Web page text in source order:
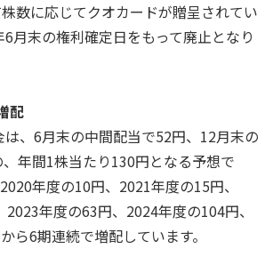
数に応じてクオカードが贈呈されてい
月末の権利確定日をもって廃止となり
配
、6月末の中間配当で52円、12月末の
年間1株当たり130円となる予想で
年度の10円、2021年度の15円、
年度の63円、2024年度の104円、
ら6期連続で増配しています。